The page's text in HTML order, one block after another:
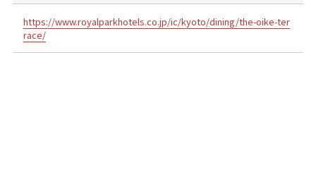
https://www.royalparkhotels.co.jp/ic/kyoto/dining/the-oike-ter
race/